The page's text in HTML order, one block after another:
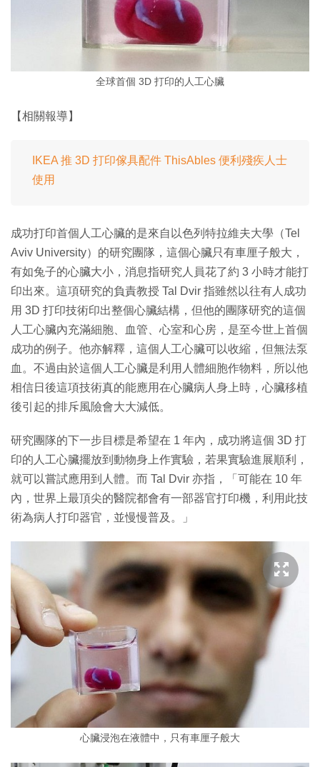
全球首個 3D 打印的人工心臟
【相關報導】
IKEA 推 3D 打印傢具配件 ThisAbles 便利殘疾人士
使用
成功打印首個人工心臟的是來自以色列特拉維夫大學（Tel
Aviv University）的研究團隊，這個心臟只有車厘子般大，
有如兔子的心臟大小，消息指研究人員花了約 3 小時才能打
印出來。這項研究的負責教授 Tal Dvir 指雖然以往有人成功
用 3D 打印技術印出整個心臟結構，但他的團隊研究的這個
人工心臟內充滿細胞、血管、心室和心房，是至今世上首個
成功的例子。他亦解釋，這個人工心臟可以收縮，但無法泵
血。不過由於這個人工心臟是利用人體細胞作物料，所以他
相信日後這項技術真的能應用在心臟病人身上時，心臟移植
後引起的排斥風險會大大減低。
研究團隊的下一步目標是希望在 1 年內，成功將這個 3D 打
印的人工心臟擺放到動物身上作實驗，若果實驗進展順利，
就可以嘗試應用到人體。而 Tal Dvir 亦指，「可能在 10 年
內，世界上最頂尖的醫院都會有一部器官打印機，利用此技
術為病人打印器官，並慢慢普及。」
心臟浸泡在液體中，只有車厘子般大